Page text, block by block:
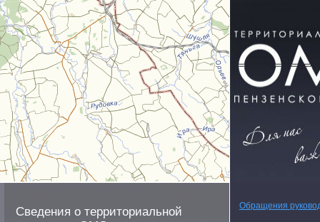
Сведения о территориальной
Обращения